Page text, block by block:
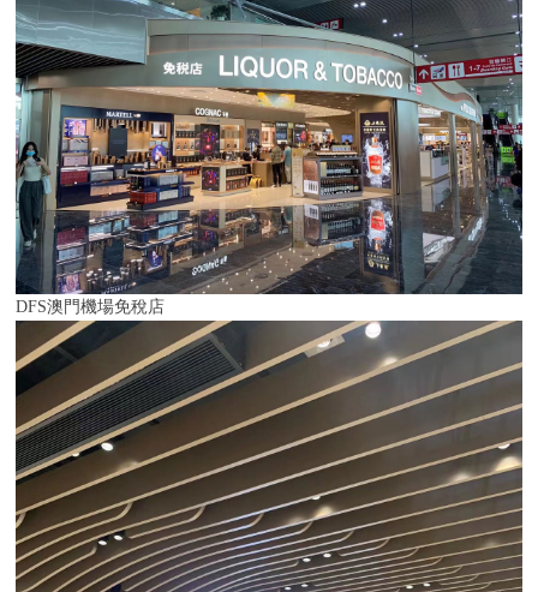
DFS澳門機場免稅店